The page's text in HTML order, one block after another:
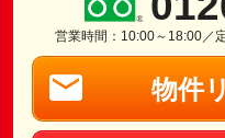
営業時間：10:00～18:00／
物件